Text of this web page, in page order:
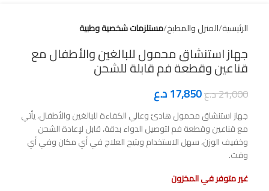
الرئيسية المنزل والمطبخ مستلزمات شخصية وطبية
جهاز استنشاق محمول للبالغين والأطفال مع
قناعين وقطعة فم قابلة للشحن
21,000د.ع17,850د.ع
جهاز استنشاق محمول هادئ وعالي الكفاءة للبالغين والأطفال، يأتي
مع قناعين وقطعة فم لتوصيل الدواء بدقة، قابل لإعادة الشحن
وخفيف الوزن، سهل الاستخدام ويتيح العلاج في أي مكان وفي أي
وقت.
غير متوفر في المخزون